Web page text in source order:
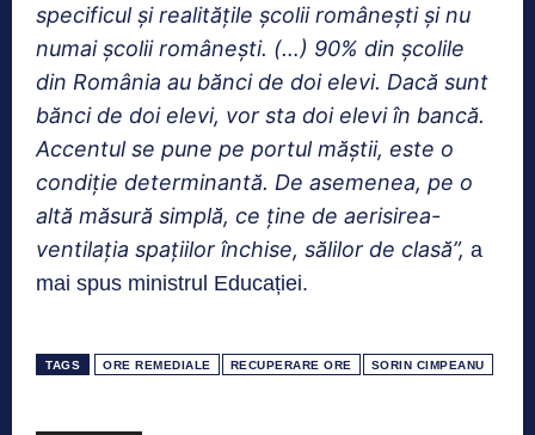
specificul și realitățile școlii românești și nu
numai școlii românești. (…) 90% din școlile
din România au bănci de doi elevi. Dacă sunt
bănci de doi elevi, vor sta doi elevi în bancă.
Accentul se pune pe portul măștii, este o
condiție determinantă. De asemenea, pe o
altă măsură simplă, ce ține de aerisirea-
ventilația spațiilor închise, sălilor de clasă”, a
mai spus ministrul Educației.
TAGS ORE REMEDIALE RECUPERARE ORE SORIN CIMPEANU